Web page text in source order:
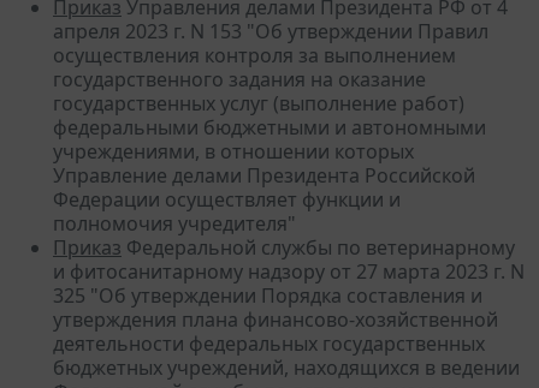
Приказ Управления делами Президента РФ от 4
апреля 2023 г. N 153 "Об утверждении Правил
осуществления контроля за выполнением
государственного задания на оказание
государственных услуг (выполнение работ)
федеральными бюджетными и автономными
учреждениями, в отношении которых
Управление делами Президента Российской
Федерации осуществляет функции и
полномочия учредителя"
Приказ Федеральной службы по ветеринарному
и фитосанитарному надзору от 27 марта 2023 г. N
325 "Об утверждении Порядка составления и
утверждения плана финансово-хозяйственной
деятельности федеральных государственных
бюджетных учреждений, находящихся в ведении